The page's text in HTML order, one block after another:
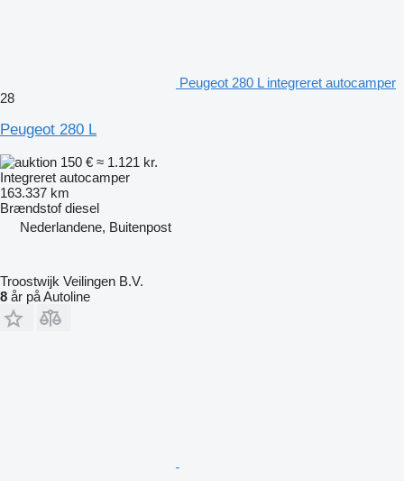
Peugeot 280 L integreret autocamper
28
Peugeot 280 L
150 € ≈ 1.121 kr.
Integreret autocamper
163.337 km
Brændstof diesel
Nederlandene, Buitenpost
Troostwijk Veilingen B.V.
8 år på Autoline